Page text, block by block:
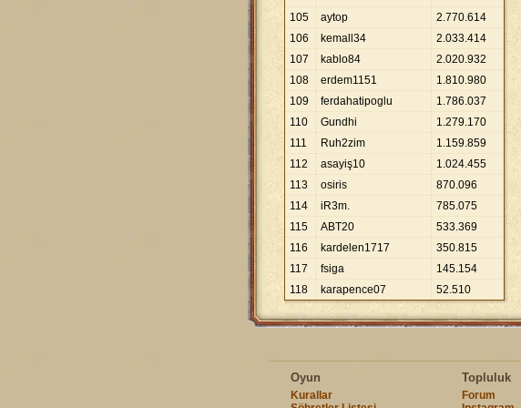
105
aytop 2.770.614
106
kemall34 2.033.414
107
kablo84 2.020.932
108
erdem1151 1.810.980
109
ferdahatipoglu 1.786.037
110
Gundhi 1.279.170
111
Ruh2zim 1.159.859
112
asayiş10 1.024.455
113
osiris 870.096
114
iR3m. 785.075
115
ABT20 533.369
116
kardelen1717 350.815
117
fsiga 145.154
118
karapence07 52.510
Oyun
Kurallar
Topluluk
Forum